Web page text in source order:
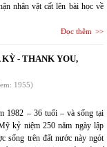
nhân vật cất lên bài học về
Đọc thêm
- THANK YOU,
1955)
1982 – 36 tuổi – và sống tại
kỷ niệm 250 năm ngày lập
sống trên đất nước này ngót